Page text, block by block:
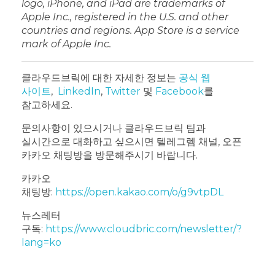
logo, iPhone, and iPad are trademarks of
Apple Inc., registered in the U.S. and other
countries and regions. App Store is a service
mark of Apple Inc.
클라우드브릭에 대한 자세한 정보는 공식 웹
사이트, LinkedIn, Twitter 및 Facebook를
참고하세요.
문의사항이 있으시거나 클라우드브릭 팀과
실시간으로 대화하고 싶으시면 텔레그렘 채널, 오픈
카카오 채팅방을 방문해주시기 바랍니다.
카카오
채팅방: https://open.kakao.com/o/g9vtpDL
뉴스레터
구독: https://www.cloudbric.com/newsletter/?
lang=ko